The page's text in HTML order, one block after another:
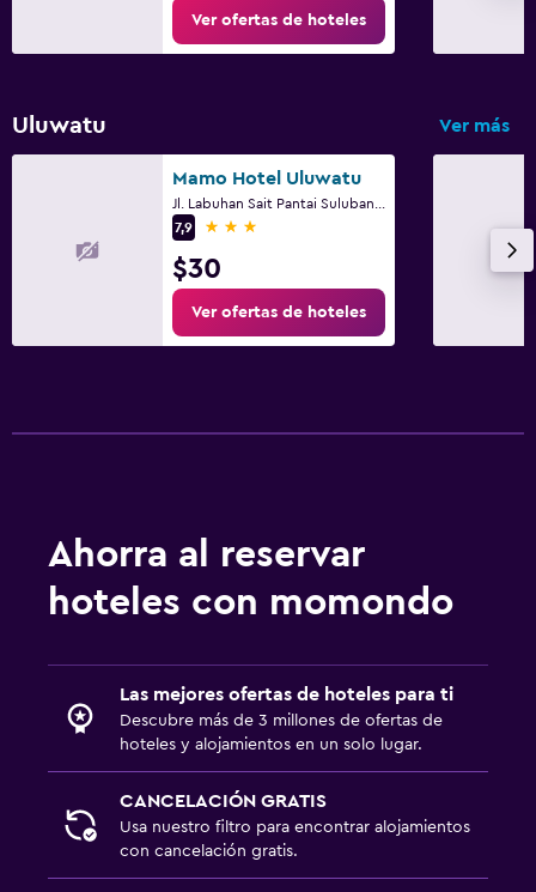
Ver ofertas de hoteles
Uluwatu Ver más
Mamo Hotel Uluwatu
7,9
3 estrellas
$30
Ver ofertas de hoteles
Ahorra al reservar
hoteles con momondo
Las mejores ofertas de hoteles para ti
Descubre más de 3 millones de ofertas de
hoteles y alojamientos en un solo lugar.
CANCELACIÓN GRATIS
Usa nuestro filtro para encontrar alojamientos
con cancelación gratis.